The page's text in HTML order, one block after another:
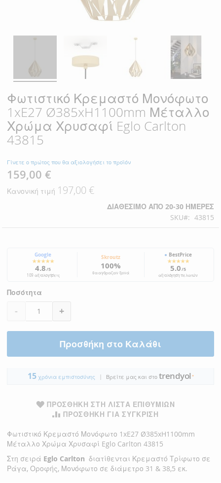
Φωτιστικό Κρεμαστό Μονόφωτο
1xE27 Ø385xH1100mm Μέταλλο
Χρώμα Χρυσαφί Eglo Carlton
43815
Γίνετε ο πρώτος που θα αξιολογήσει το προϊόν
Ειδική
159,00 €
Κανονική τιμή 197,00 €
ΔΙΑΘΈΣΙΜΟ ΑΠΌ 20-30 ΗΜΈΡΕΣ
SKU
43815
Google
★★★★★
4.8/5
109 αξιολογήσεις
Skroutz
100%
θα αγόραζαν ξανά
● BestPrice
★★★★★
5.0/5
αξιολόγηση πελατών
Ποσότητα
- +
Προσθήκη στο Καλάθι
15χρόνια εμπιστοσύνης | Βρείτε μας και στο trendyol ●
ΠΡΟΣΘΉΚΗ ΣΤΗ ΛΊΣΤΑ ΕΠΙΘΥΜΙΏΝ
ΠΡΟΣΘΉΚΗ ΓΙΑ ΣΎΓΚΡΙΣΗ
Φωτιστικό Κρεμαστό Μονόφωτο 1xE27 Ø385xH1100mm
Μέταλλο Χρώμα Χρυσαφί Eglo Carlton 43815
Στη σειρά Eglo Carlton διατίθενται Κρεμαστό Τρίφωτο σε
Ράγα, Οροφής, Μονόφωτο σε διάμετρο 31 & 38,5 εκ.